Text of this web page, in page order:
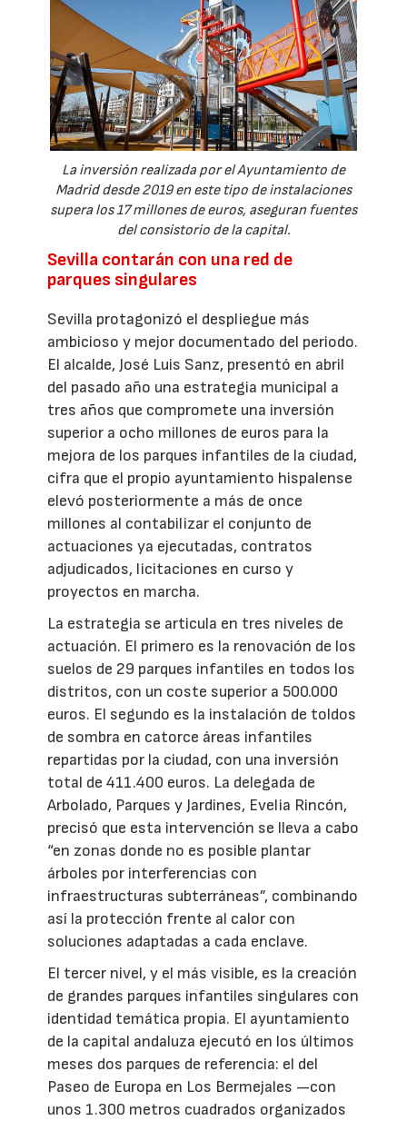
La inversión realizada por el Ayuntamiento de
Madrid desde 2019 en este tipo de instalaciones
supera los 17 millones de euros, aseguran fuentes
del consistorio de la capital.
Sevilla contarán con una red de
parques singulares
Sevilla protagonizó el despliegue más
ambicioso y mejor documentado del periodo.
El alcalde, José Luis Sanz, presentó en abril
del pasado año una estrategia municipal a
tres años que compromete una inversión
superior a ocho millones de euros para la
mejora de los parques infantiles de la ciudad,
cifra que el propio ayuntamiento hispalense
elevó posteriormente a más de once
millones al contabilizar el conjunto de
actuaciones ya ejecutadas, contratos
adjudicados, licitaciones en curso y
proyectos en marcha.
La estrategia se articula en tres niveles de
actuación. El primero es la renovación de los
suelos de 29 parques infantiles en todos los
distritos, con un coste superior a 500.000
euros. El segundo es la instalación de toldos
de sombra en catorce áreas infantiles
repartidas por la ciudad, con una inversión
total de 411.400 euros. La delegada de
Arbolado, Parques y Jardines, Evelia Rincón,
precisó que esta intervención se lleva a cabo
“en zonas donde no es posible plantar
árboles por interferencias con
infraestructuras subterráneas”, combinando
así la protección frente al calor con
soluciones adaptadas a cada enclave.
El tercer nivel, y el más visible, es la creación
de grandes parques infantiles singulares con
identidad temática propia. El ayuntamiento
de la capital andaluza ejecutó en los últimos
meses dos parques de referencia: el del
Paseo de Europa en Los Bermejales —con
unos 1.300 metros cuadrados organizados